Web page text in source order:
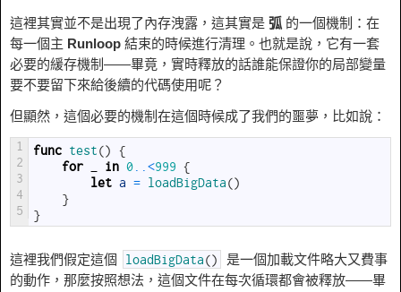
這裡其實並不是出現了內存洩露，這其實是 弧 的一個機制：在
每一個主 Runloop 結束的時候進行清理。也就是說，它有一套
必要的緩存機制——畢竟，實時釋放的話誰能保證你的局部變量
要不要留下來給後續的代碼使用呢？
但顯然，這個必要的機制在這個時候成了我們的噩夢，比如說：
1
2
3
4
5
func test()
{
for
in 0 <999 {
let a = loadBigData()
}
}
這裡我們假定這個 loadBigData()
是一個加載文件略大又費事
的動作，那麼按照想法，這個文件在每次循環都會被釋放——畢